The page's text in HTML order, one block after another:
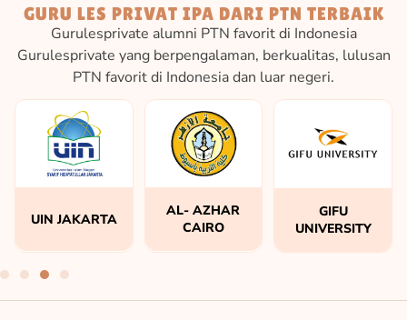
GURU LES PRIVAT IPA DARI PTN TERBAIK
Gurulesprivate alumni PTN favorit di Indonesia
Gurulesprivate yang berpengalaman, berkualitas, lulusan
PTN favorit di Indonesia dan luar negeri.
UIN JAKARTA
AL- AZHAR
CAIRO
GIFU
UNIVERSITY